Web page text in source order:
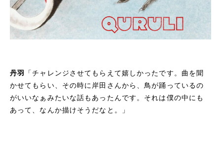
丹羽 「チャレンジさせてもらえて嬉しかったです。曲を聞
かせてもらい、その時に岸田さんから、鳥が踊っているの
がいいなぁみたいな話もあったんです。それは僕の中にも
あって、なんか描けそうだなと。」